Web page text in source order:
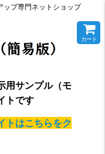
ップ専門ネットショップ
用サンプル（モ
トです
トはこちらをク
カート